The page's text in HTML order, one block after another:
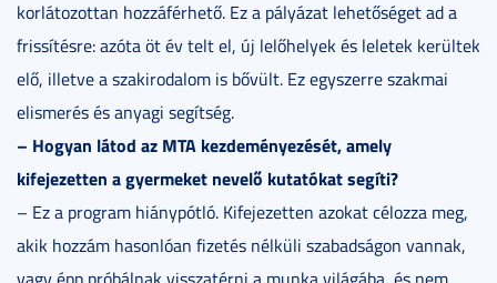
korlátozottan hozzáférhető. Ez a pályázat lehetőséget ad a
frissítésre: azóta öt év telt el, új lelőhelyek és leletek kerültek
elő, illetve a szakirodalom is bővült. Ez egyszerre szakmai
elismerés és anyagi segítség.
– Hogyan látod az MTA kezdeményezését, amely
kifejezetten a gyermeket nevelő kutatókat segíti?
– Ez a program hiánypótló. Kifejezetten azokat célozza meg,
akik hozzám hasonlóan fizetés nélküli szabadságon vannak,